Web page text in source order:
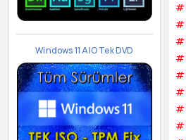
Windows 11 AIO Tek DVD
#
#
#
#
#
#
#
#